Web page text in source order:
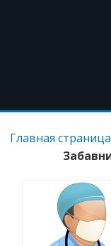
Главная страница